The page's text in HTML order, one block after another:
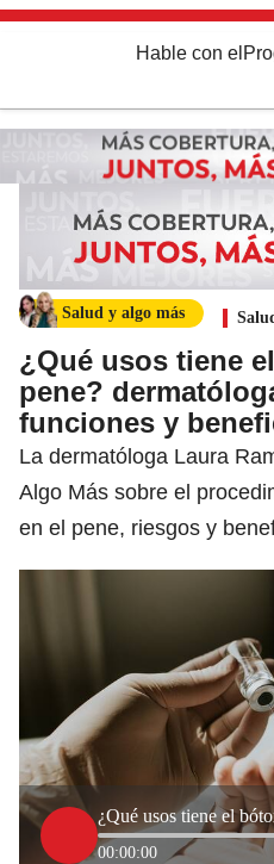
Hable con el
Salud y algo más Salud
¿Qué usos tiene
pene?
funciones y
La dermatóloga Laura
Algo Más sobre el
en el pene, riesgos y
00:00:00